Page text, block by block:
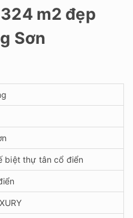
m2 đẹp
Sơn
biệt thự tân cổ điển